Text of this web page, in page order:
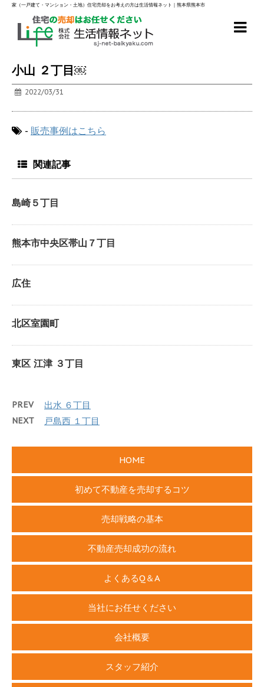
家（一戸建て・マンション・土地）住宅売却をお考えの方は生活情報ネット｜熊本県熊本市
小山 ２丁目￼
2022/03/31
- 販売事例はこちら
関連記事
島崎５丁目
熊本市中央区帯山７丁目
広住
北区室園町
東区 江津 ３丁目
PREV 出水 ６丁目
NEXT 戸島西 １丁目
HOME
初めて不動産を売却するコツ
売却戦略の基本
不動産売却成功の流れ
よくあるQ＆A
当社にお任せください
会社概要
スタッフ紹介